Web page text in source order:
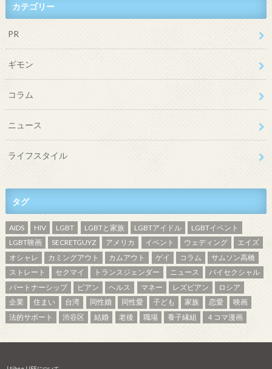
カテゴリー
PR
ギモン
コラム
ニュース
ライフスタイル
タグ
AIDS HIV LGBT LGBTと家族 LGBTアイドル
LGBTイベント
LGBT映画
SECRETGUYZ アメリカ イベント ウェディング
エイズ
オシャレ
カミングアウト カムアウト ゲイ コラム
サムソン高橋
ストレート
セクマイ トランスジェンダー ニュース
バイセクシャル
パートナーシップ
ビアン ヘルス マネー レズビアン
ロシア
企業
住まい 台湾 同性婚 同性愛 子ども 家族 恋愛
映画
法的サポート
渋谷区 結婚 老後 職場 養子縁組 ４コマ漫画